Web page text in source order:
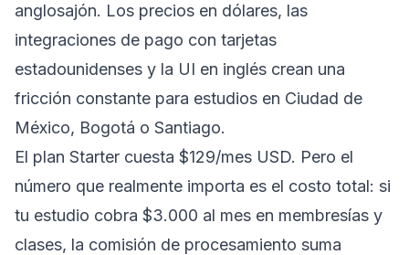
anglosajón. Los precios en dólares, las
integraciones de pago con tarjetas
estadounidenses y la UI en inglés crean una
fricción constante para estudios en Ciudad de
México, Bogotá o Santiago.
El plan Starter cuesta $129/mes USD. Pero el
número que realmente importa es el costo total: si
tu estudio cobra $3.000 al mes en membresías y
clases, la comisión de procesamiento suma